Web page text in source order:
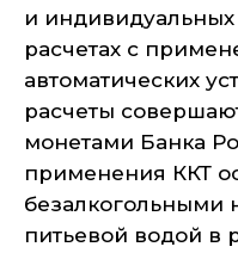
и
расчетах с
автоматических
расчеты
монетами Банка
применения ККТ
безалкогольными
питьевой водой в